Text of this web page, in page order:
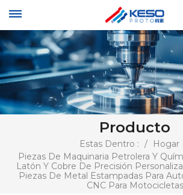
Producto
Estas Dentro : / Hogar
Piezas De Maquinaria Petrolera Y
Latón Y Cobre De Precisión
Piezas De Metal Estampadas Para
CNC Para Motocicletas